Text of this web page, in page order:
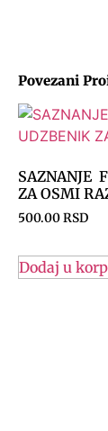
Povezani
SAZNANJE
ZA OSMI
500.00RSD
Dodaj u